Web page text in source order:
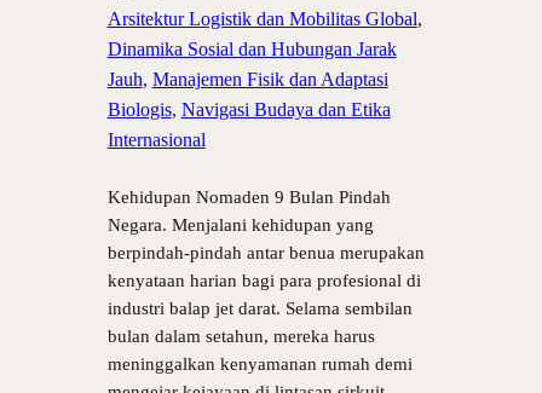
Arsitektur Logistik dan Mobilitas Global
Dinamika Sosial dan Hubungan Jarak
Jauh, Manajemen Fisik dan Adaptasi
Biologis, Navigasi Budaya dan Etika
Internasional
Kehidupan Nomaden 9 Bulan Pindah
Negara. Menjalani kehidupan yang
berpindah-pindah antar benua merupakan
kenyataan harian bagi para profesional di
industri balap jet darat. Selama sembilan
bulan dalam setahun, mereka harus
meninggalkan kenyamanan rumah demi